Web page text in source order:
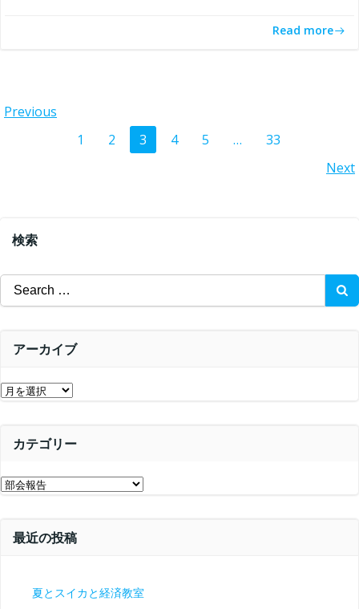
Read more
Posts
navigation
Previous
PostsPage
1 Page
2 Page
3 Page
4 Page
5 … Page
33
Next
検索
Search
for:
アーカイブ
ア
カテゴリー
カ
最近の投稿
夏とスイカと経済教室